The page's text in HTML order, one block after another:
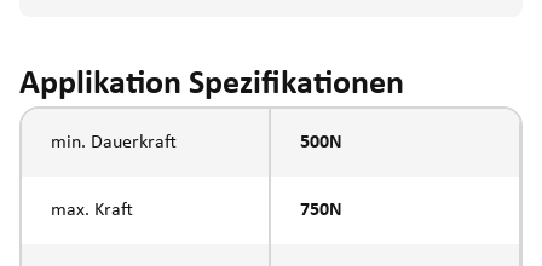
Applikation Spezifikationen
min. Dauerkraft 500N
max. Kraft 750N